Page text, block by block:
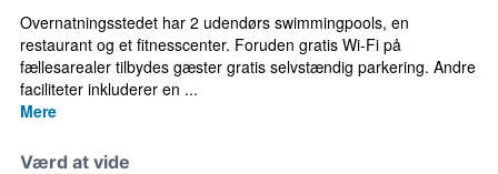
Overnatningsstedet har 2 udendørs swimmingpools, en
restaurant og et fitnesscenter. Foruden gratis Wi-Fi på
fællesarealer tilbydes gæster gratis selvstændig parkering. Andre
faciliteter inkluderer en ...
Mere
Værd at vide